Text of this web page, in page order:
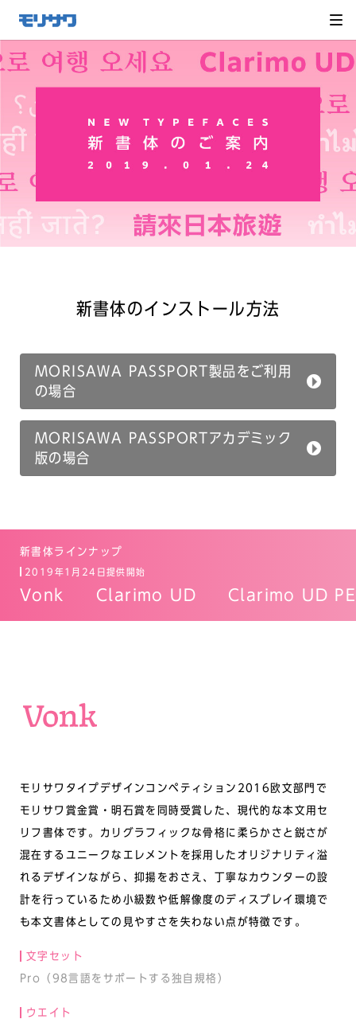
メ
ニュー
飛ばし
へ移動
新書体のインストール方法
MORISAWA PASSPORT製品をご利用
の場合
MORISAWA PASSPORTアカデミック
版の場合
新書体ラインナップ
2019年1月24日提供開始
Vonk Clarimo UD Clarimo UD
モリサワタイプデザインコンペティション2016欧文部門で
モリサワ賞金賞・明石賞を同時受賞した、現代的な本文用セ
リフ書体です。カリグラフィックな骨格に柔らかさと鋭さが
混在するユニークなエレメントを採用したオリジナリティ溢
れるデザインながら、抑揚をおさえ、丁寧なカウンターの設
計を行っているため小級数や低解像度のディスプレイ環境で
も本文書体としての見やすさを失わない点が特徴です。
文字セット
Pro（98言語をサポートする独自規格）
ウエイト